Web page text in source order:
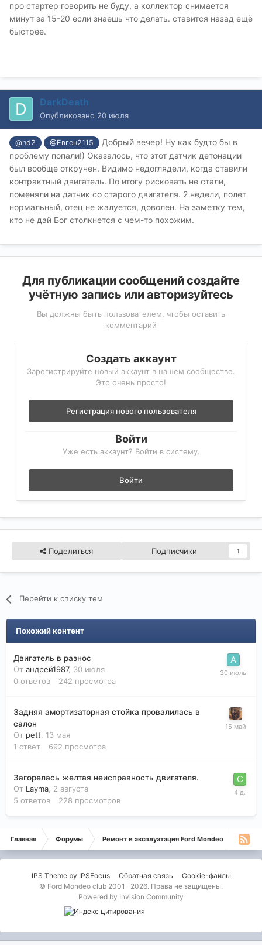
про стартер говорить не буду, а коллектор снимается
минут за 15-20 если знаешь что делать. ставится назад ещё
быстрее.
DarkDeath
Опубликовано 20 июля
@hd2 @Евген2115
Добрый вечер! Ну как будто бы в
проблему попали!) Оказалось, что этот датчик детонации
был вообще откручен. Видимо недоглядели, когда ставили
контрактный двигатель. По итогу рисковать не стали,
поменяли на датчик со старого двигателя. 2 недели, полет
нормальный, отец не жалуется, доволен. На заметку тем,
кто не дай Бог столкнется с чем-то похожим.
Для публикации сообщений создайте
учётную запись или авторизуйтесь
Вы должны быть пользователем, чтобы оставить
комментарий
Создать аккаунт
Зарегистрируйте новый аккаунт в нашем сообществе.
Это очень просто!
Регистрация нового пользователя
Войти
Уже есть аккаунт? Войти в систему.
Войти
Поделиться Подписчики 1
Перейти к списку тем
Похожий контент
Двигатель в разнос
От андрей1987, 30 июля
0 ответов 242 просмотра
Задняя амортизаторная стойка провалилась в
салон
От pett, 13 мая
1 ответ 692 просмотра
Загорелась желтая неисправность двигателя.
От Layma, 2 августа
5 ответов 228 просмотров
Главная Форумы Ремонт и эксплуатация Ford Mondeo
IPS Themeby IPSFocus Обратная связь
Cookie-файлы
© Ford Mondeo club 2001- 2026. Права не защищены.
Powered by Invision Community